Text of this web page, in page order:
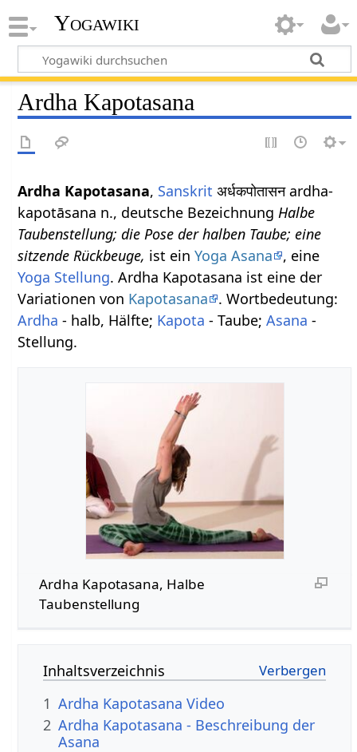
Yogawiki
Ardha Kapotasana
Ardha Kapotasana, Sanskrit अर्धकपोतासन ardha-
kapotāsana n., deutsche BezeichnungHalbe
Taubenstellung; die Pose der halben Taube; eine
sitzende Rückbeuge, ist einYoga Asana
, eine
Yoga Stellung. Ardha Kapotasana ist eine der
Variationen von Kapotasana
. Wortbedeutung:
Ardha - halb, Hälfte; Kapota - Taube;Asana -
Stellung.
Ardha Kapotasana, Halbe
Taubenstellung
Inhaltsverzeichnis
1 Ardha Kapotasana Video
2 Ardha Kapotasana - Beschreibung der
Asana